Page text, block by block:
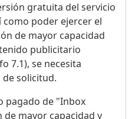
gratuita del servicio
como poder ejercer el
de mayor capacidad
publicitario
7.1), se necesita
solicitud.
pagado de "Inbox
de mayor capacidad y